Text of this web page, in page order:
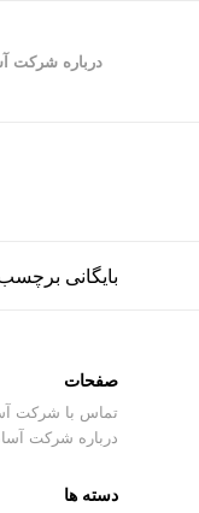
درباره شرکت
بایگانی
صفحات
تماس با شرکت
درباره شرکت
دسته ها